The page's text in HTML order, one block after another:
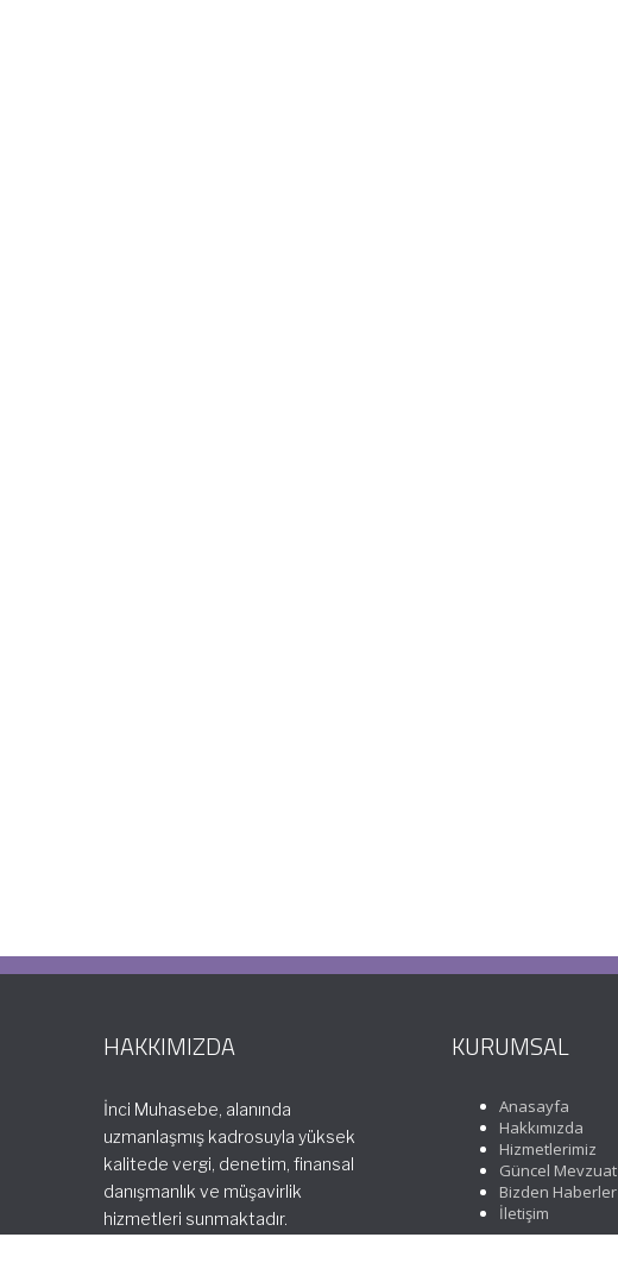
HAKKIMIZDA
İnci Muhasebe, alanında
uzmanlaşmış kadrosuyla yüksek
kalitede vergi, denetim, finansal
danışmanlık ve müşavirlik
hizmetleri sunmaktadır.
KURUMSAL
Anasayfa
Hakkımızda
Hizmetlerimiz
Güncel Mevzuat
Bizden Haberler
İletişim